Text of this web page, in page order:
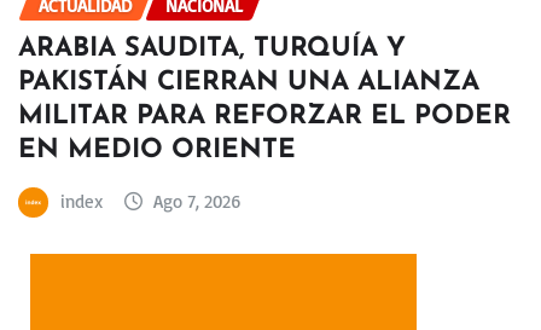
ACTUALIDAD NACIONAL
ARABIA SAUDITA, TURQUÍA Y
PAKISTÁN CIERRAN UNA ALIANZA
MILITAR PARA REFORZAR EL PODER
EN MEDIO ORIENTE
index Ago 7, 2026